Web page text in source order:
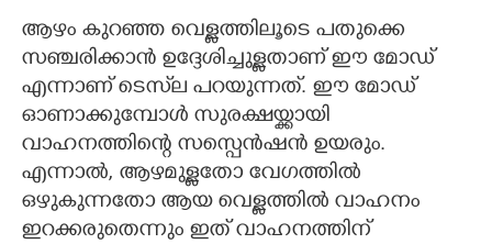
ആഴം കുറഞ്ഞ വെള്ളത്തിലൂടെ പതുക്കെ
സഞ്ചരിക്കാൻ ഉദ്ദേശിച്ചുള്ളതാണ് ഈ മോഡ്
എന്നാണ് ടെസ്‌ല പറയുന്നത്. ഈ മോഡ്
ഓണാക്കുമ്പോൾ സുരക്ഷയ്ക്കായി
വാഹനത്തിന്റെ സസ്പെൻഷൻ ഉയരും.
എന്നാൽ, ആഴമുള്ളതോ വേഗത്തിൽ
ഒഴുകുന്നതോ ആയ വെള്ളത്തിൽ വാഹനം
ഇറക്കരുതെന്നും ഇത് വാഹനത്തിന്